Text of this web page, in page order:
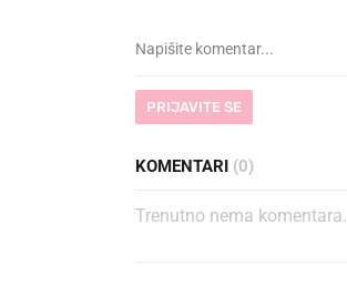
PRIJAVITE SE
KOMENTARI (0)
Trenutno nema komentara.